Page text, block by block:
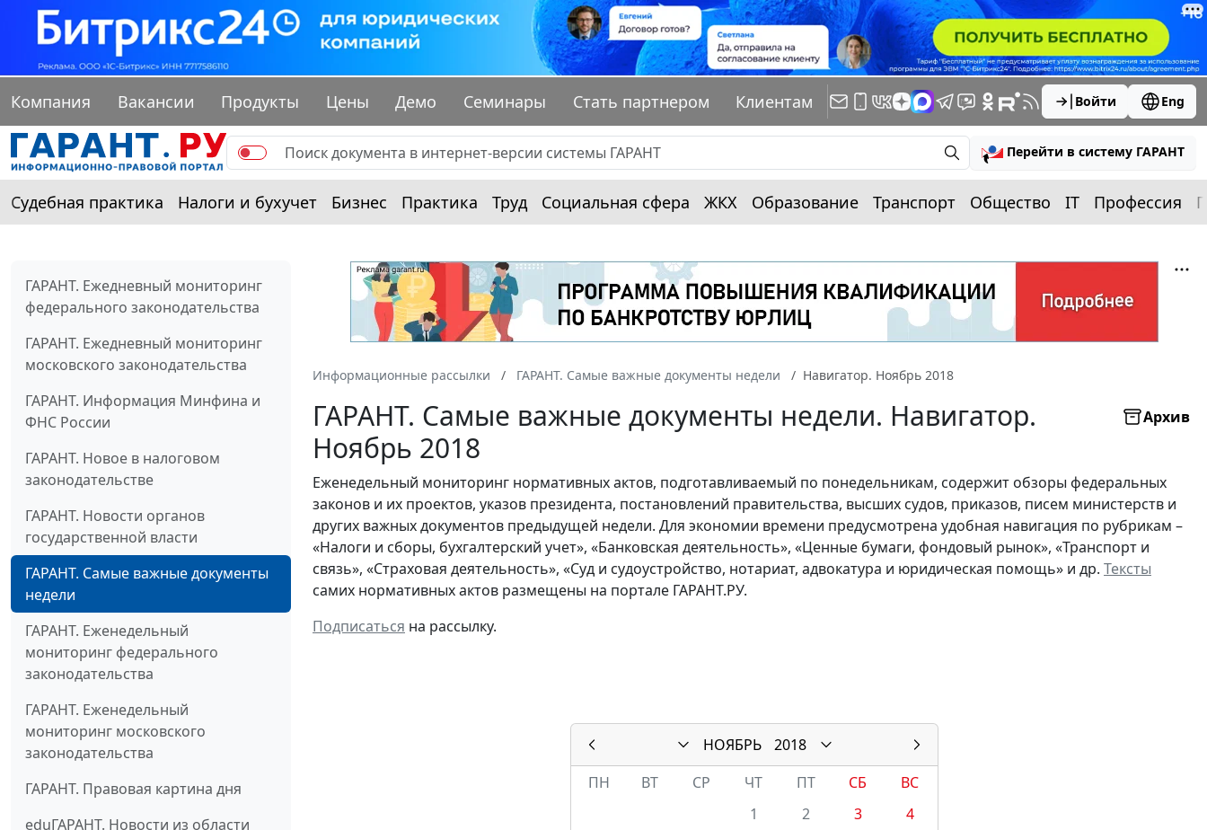
Компания Вакансии Продукты Цены Демо Семинары Стать партнером Клиентам Войти Eng
Перейти в систему ГАРАНТ
Судебная практика Налоги и бухучет Бизнес Практика Труд Социальная сфера ЖКХ Образование Транспорт Общество IT Профессия
ГАРАНТ. Ежедневный мониторинг
федерального законодательства
ГАРАНТ. Ежедневный мониторинг
московского законодательства
ГАРАНТ. Информация Минфина и
ФНС России
ГАРАНТ. Новое в налоговом
законодательстве
ГАРАНТ. Новости органов
государственной власти
ГАРАНТ. Самые важные документы
недели
ГАРАНТ. Еженедельный
мониторинг федерального
законодательства
ГАРАНТ. Еженедельный
мониторинг московского
законодательства
ГАРАНТ. Правовая картина дня
eduГАРАНТ. Новости из области
Информационные рассылки ГАРАНТ. Самые важные документы недели Навигатор. Ноябрь 2018
ГАРАНТ. Самые важные документы недели. Навигатор.
Ноябрь 2018
Архив
Еженедельный мониторинг нормативных актов, подготавливаемый по понедельникам, содержит обзоры федеральных
законов и их проектов, указов президента, постановлений правительства, высших судов, приказов, писем министерств и
других важных документов предыдущей недели. Для экономии времени предусмотрена удобная навигация по рубрикам –
«Налоги и сборы, бухгалтерский учет», «Банковская деятельность», «Ценные бумаги, фондовый рынок», «Транспорт и
связь», «Страховая деятельность», «Суд и судоустройство, нотариат, адвокатура и юридическая помощь» и др. Тексты
самих нормативных актов размещены на портале ГАРАНТ.РУ.
Подписаться на рассылку.
НОЯБРЬ
2018
ПН
ВТ СР ЧТ ПТ СБ
ВС
1
2 3
4